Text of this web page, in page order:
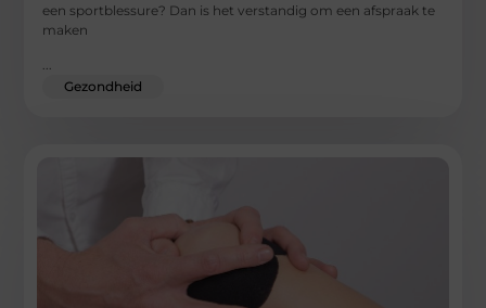
een sportblessure? Dan is het verstandig om een afspraak te
maken
...
Gezondheid